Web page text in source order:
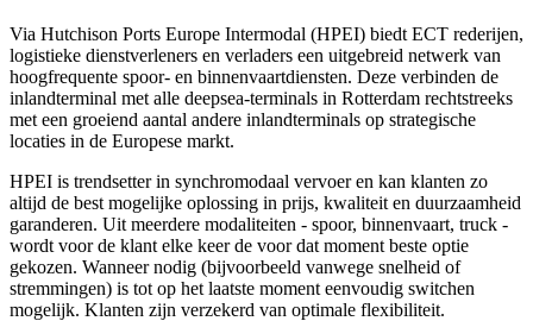
Via Hutchison Ports Europe Intermodal (HPEI) biedt ECT rederijen,
logistieke dienstverleners en verladers een uitgebreid netwerk van
hoogfrequente spoor- en binnenvaartdiensten. Deze verbinden de
inlandterminal met alle deepsea-terminals in Rotterdam rechtstreeks
met een groeiend aantal andere inlandterminals op strategische
locaties in de Europese markt.
HPEI is trendsetter in synchromodaal vervoer en kan klanten zo
altijd de best mogelijke oplossing in prijs, kwaliteit en duurzaamheid
garanderen. Uit meerdere modaliteiten - spoor, binnenvaart, truck -
wordt voor de klant elke keer de voor dat moment beste optie
gekozen. Wanneer nodig (bijvoorbeeld vanwege snelheid of
stremmingen) is tot op het laatste moment eenvoudig switchen
mogelijk. Klanten zijn verzekerd van optimale flexibiliteit.